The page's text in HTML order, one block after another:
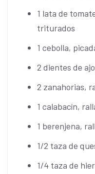
1 lata de
triturados
1 cebolla,
2 dientes de
2 zanahorias,
1 calabacín,
1 berenjena,
1/2 taza de
1/4 taza de